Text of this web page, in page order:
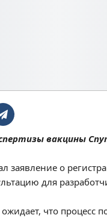
вакцины
о
для
что процесс